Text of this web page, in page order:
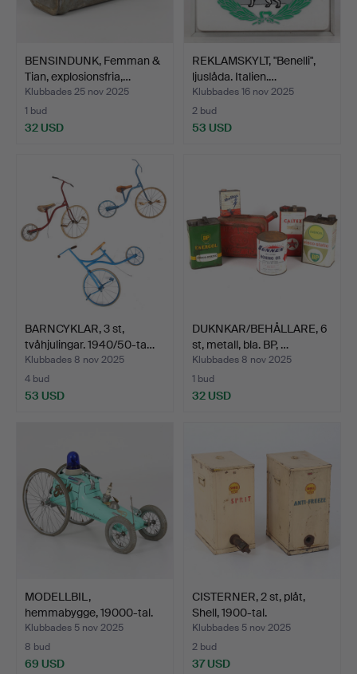
BENSINDUNK, Femman &
Tian, explosionsfria,…
Klubbades 25 nov 2025
1 bud
32 USD
REKLAMSKYLT, "Benelli",
ljuslåda. Italien.…
Klubbades 16 nov 2025
2 bud
53 USD
BARNCYKLAR, 3 st,
tvåhjulingar. 1940/50-ta…
Klubbades 8 nov 2025
4 bud
53 USD
DUKNKAR/BEHÅLLARE, 6
st, metall, bla. BP, …
Klubbades 8 nov 2025
1 bud
32 USD
MODELLBIL,
hemmabygge, 19000-tal.
Klubbades 5 nov 2025
8 bud
69 USD
CISTERNER, 2 st, plåt,
Shell, 1900-tal.
Klubbades 5 nov 2025
2 bud
37 USD